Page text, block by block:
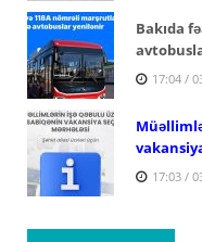
Bakıda
17:04 /
17:03 /